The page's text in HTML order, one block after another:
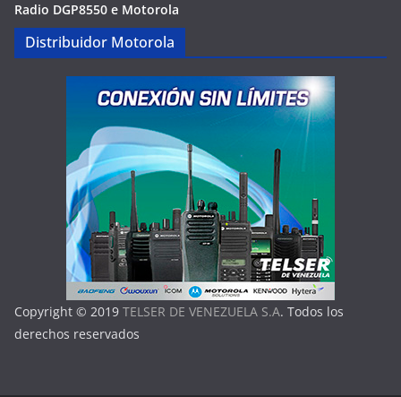
Radio DGP8550 e Motorola
Distribuidor Motorola
Copyright © 2019 TELSER DE VENEZUELA S.A. Todos los
derechos reservados